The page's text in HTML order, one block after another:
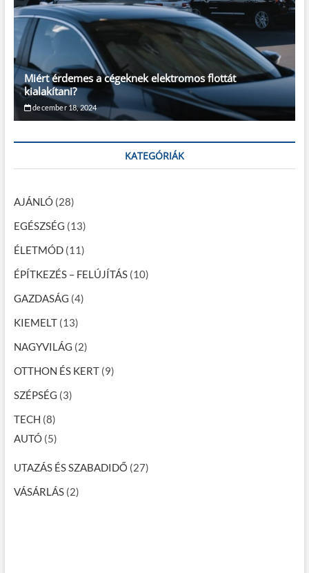
Miért érdemes a cégeknek elektromos flottát
kialakítani?
december 18, 2024
KATEGÓRIÁK
AJÁNLÓ(28)
EGÉSZSÉG (13)
ÉLETMÓD(11)
ÉPÍTKEZÉS – FELÚJÍTÁS(10)
GAZDASÁG (4)
KIEMELT(13)
NAGYVILÁG (2)
OTTHON ÉS KERT(9)
SZÉPSÉG (3)
TECH (8)
AUTÓ(5)
UTAZÁS ÉS SZABADIDŐ (27)
VÁSÁRLÁS(2)